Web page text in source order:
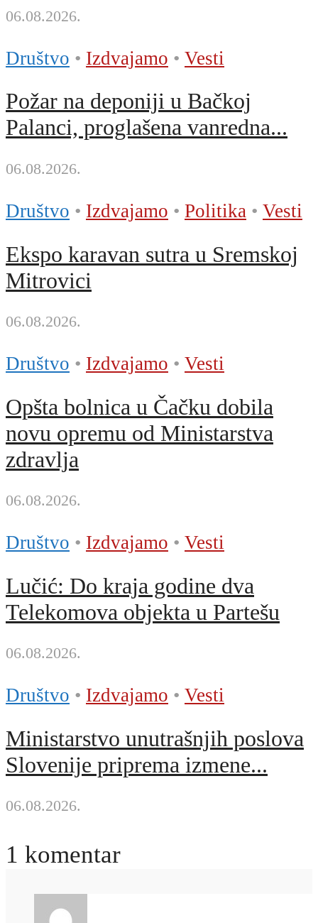
06.08.2026.
Društvo • Izdvajamo • Vesti
Požar na deponiji u Bačkoj
Palanci, proglašena vanredna...
06.08.2026.
Društvo • Izdvajamo • Politika • Vesti
Ekspo karavan sutra u Sremskoj
Mitrovici
06.08.2026.
Društvo • Izdvajamo • Vesti
Opšta bolnica u Čačku dobila
novu opremu od Ministarstva
zdravlja
06.08.2026.
Društvo • Izdvajamo • Vesti
Lučić: Do kraja godine dva
Telekomova objekta u Partešu
06.08.2026.
Društvo • Izdvajamo • Vesti
Ministarstvo unutrašnjih poslova
Slovenije priprema izmene...
06.08.2026.
1 komentar